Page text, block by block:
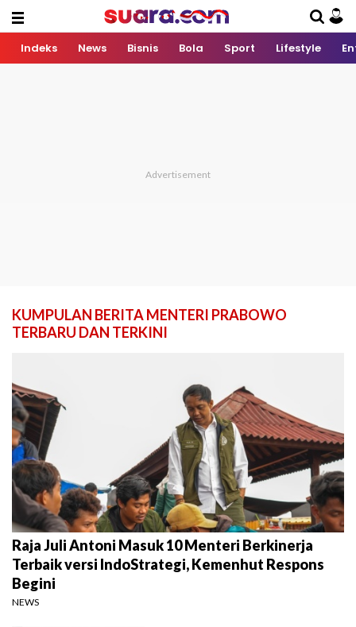
Indeks News Bisnis Bola Sport Lifestyle
KUMPULAN BERITA MENTERI PRABOWO
TERBARU DAN TERKINI
Raja Juli Antoni Masuk 10 Menteri Berkinerja
Terbaik versi IndoStrategi, Kemenhut Respons
Begini
NEWS